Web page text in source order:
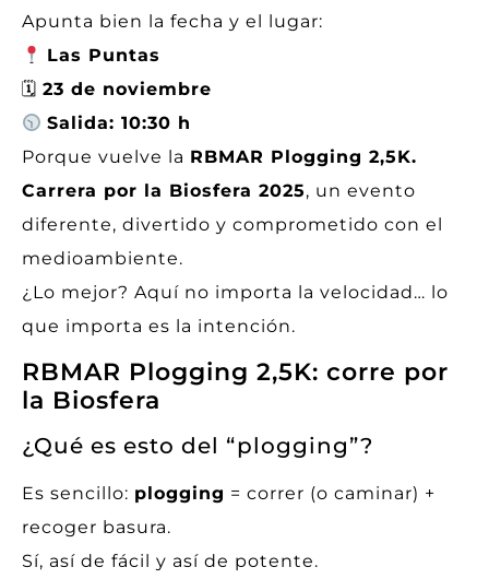
Apunta bien la fecha y el lugar:
Las Puntas
🗓 23 de noviembre
Salida: 10:30 h
Porque vuelve la RBMAR Plogging 2,5K.
Carrera por la Biosfera 2025, un evento
diferente, divertido y comprometido con el
medioambiente.
¿Lo mejor? Aquí no importa la velocidad… lo
que importa es la intención.
RBMAR Plogging 2,5K: corre por
la Biosfera
¿Qué es esto del “plogging”?
Es sencillo: plogging = correr (o caminar) +
recoger basura.
Sí, así de fácil y así de potente.